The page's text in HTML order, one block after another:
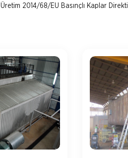
Üretim 2014/68/EU Basınçlı Kaplar